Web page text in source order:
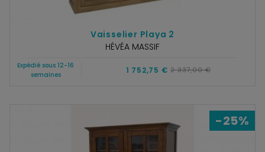
Vaisselier Playa 2
HÉVÉA MASSIF
Expédié sous 12-16
semaines
1 752,75 € 2 337,00 €
-25%